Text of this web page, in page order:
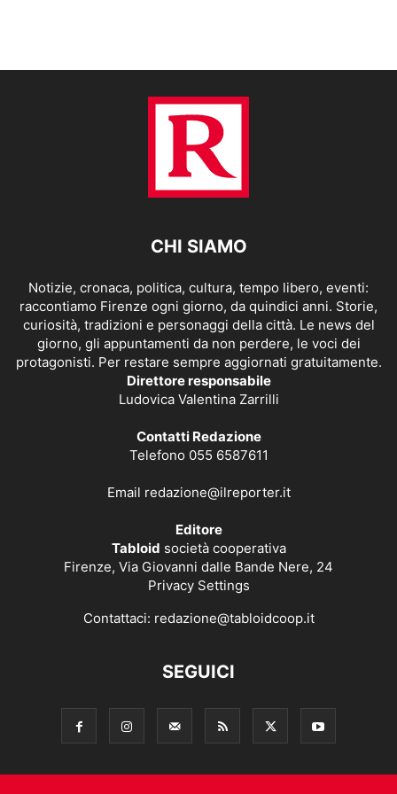
CHI SIAMO
Notizie, cronaca, politica, cultura, tempo libero, eventi:
raccontiamo Firenze ogni giorno, da quindici anni. Storie,
curiosità, tradizioni e personaggi della città. Le news del
giorno, gli appuntamenti da non perdere, le voci dei
protagonisti. Per restare sempre aggiornati gratuitamente.
Direttore responsabile
Ludovica Valentina Zarrilli
Contatti Redazione
Telefono 055 6587611
Email redazione@ilreporter.it
Editore
Tabloid società cooperativa
Firenze, Via Giovanni dalle Bande Nere, 24
Privacy Settings
Contattaci: redazione@tabloidcoop.it
SEGUICI